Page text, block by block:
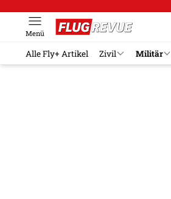
Menü
Alle Fly+ Artikel Zivil Militär